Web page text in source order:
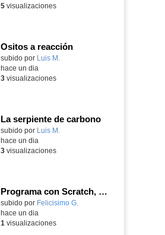
5visualizaciones
Ositos a reacción
Contenido educativo.
subido por Luis M.
hace un dia
3visualizaciones
La serpiente de carbono
Contenido educativo.
subido por Luis M.
hace un dia
3visualizaciones
Programa con Scratch, 8 diferentes juegos para vivir la emoción de los partidos de España en el mundial 2026
Contenido educativo.
subido por Felicisimo G.
hace un dia
1 visualizaciones